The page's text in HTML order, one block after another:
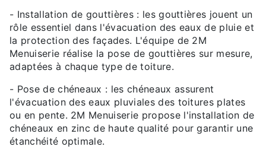
- Installation de gouttières : les gouttières jouent un
rôle essentiel dans l'évacuation des eaux de pluie et
la protection des façades. L'équipe de 2M
Menuiserie réalise la pose de gouttières sur mesure,
adaptées à chaque type de toiture.
- Pose de chéneaux : les chéneaux assurent
l'évacuation des eaux pluviales des toitures plates
ou en pente. 2M Menuiserie propose l'installation de
chéneaux en zinc de haute qualité pour garantir une
étanchéité optimale.